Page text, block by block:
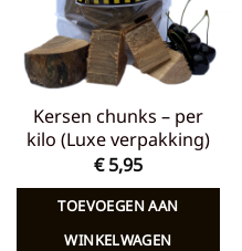
Kersen chunks – per
kilo (Luxe verpakking)
€5,95
TOEVOEGEN AAN
WINKELWAGEN